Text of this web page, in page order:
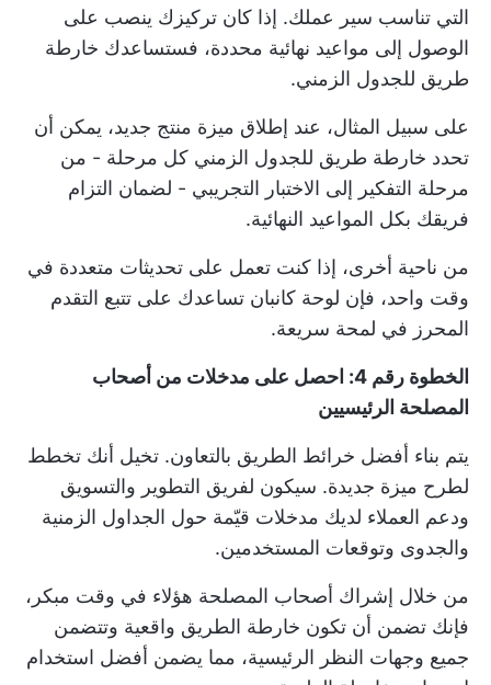
التي تناسب سير عملك. إذا كان تركيزك ينصب على
الوصول إلى مواعيد نهائية محددة، فستساعدك خارطة
طريق للجدول الزمني.
على سبيل المثال، عند إطلاق ميزة منتج جديد، يمكن أن
تحدد خارطة طريق للجدول الزمني كل مرحلة - من
مرحلة التفكير إلى الاختبار التجريبي - لضمان التزام
فريقك بكل المواعيد النهائية.
من ناحية أخرى، إذا كنت تعمل على تحديثات متعددة في
وقت واحد، فإن لوحة كانبان تساعدك على تتبع التقدم
المحرز في لمحة سريعة.
الخطوة رقم 4: احصل على مدخلات من أصحاب
المصلحة الرئيسيين
يتم بناء أفضل خرائط الطريق بالتعاون. تخيل أنك تخطط
لطرح ميزة جديدة. سيكون لفريق التطوير والتسويق
ودعم العملاء لديك مدخلات قيّمة حول الجداول الزمنية
والجدوى وتوقعات المستخدمين.
من خلال إشراك أصحاب المصلحة هؤلاء في وقت مبكر،
فإنك تضمن أن تكون خارطة الطريق واقعية وتتضمن
جميع وجهات النظر الرئيسية، مما يضمن أفضل استخدام